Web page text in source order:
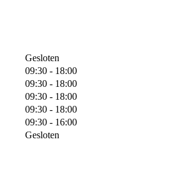
Gesloten
09:30 - 18:00
09:30 - 18:00
09:30 - 18:00
09:30 - 18:00
09:30 - 16:00
Gesloten